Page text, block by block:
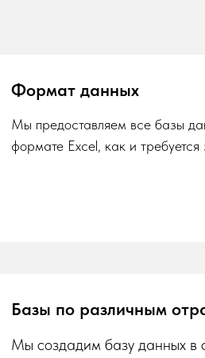
Формат данных
Мы предоставляем все базы
формате Excel, как и требуется
Базы по различным
Мы создадим базу данных в